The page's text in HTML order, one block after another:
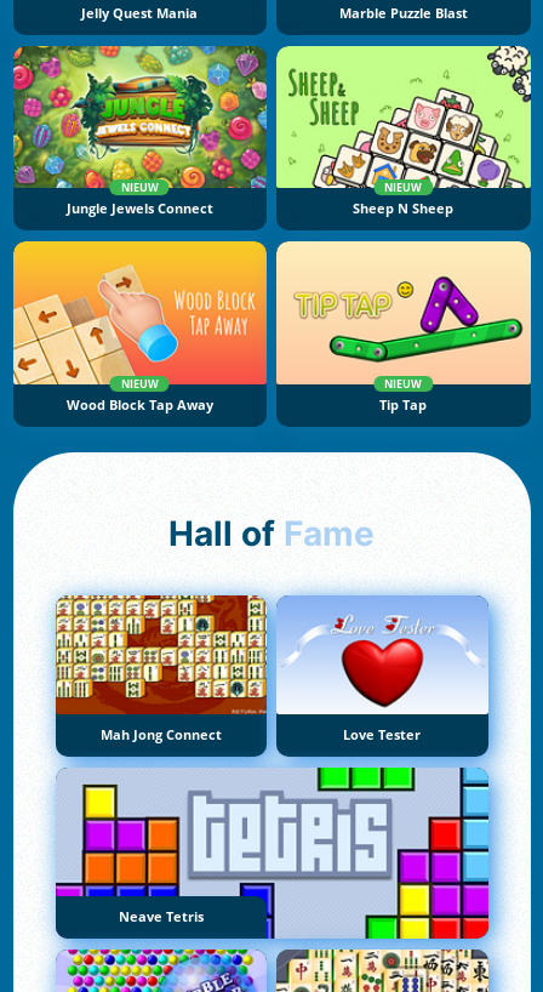
Jelly Quest Mania Marble Puzzle Blast
NIEUW
Jungle Jewels Connect
NIEUW
Sheep N Sheep
NIEUW
Wood Block Tap Away
NIEUW
Tip Tap
Hall of Fame
Mah Jong Connect Love Tester
Neave Tetris